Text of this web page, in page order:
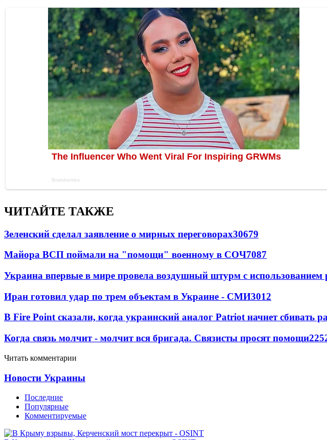
ЧИТАЙТЕ ТАКЖЕ
Зеленский сделал заявление о мирных переговорах30679
Майора ВСП поймали на "помощи" военному в СОЧ7087
Украина впервые в мире провела воздушный штурм с использованием
Иран готовил удар по трем объектам в Украине - СМИ3012
В Fire Point сказали, когда украинский аналог Patriot начнет сбивать
Когда связь молчит - молчит вся бригада. Связисты просят помощи
Читать комментарии
Новости Украины
Последние
Популярные
Комментируемые